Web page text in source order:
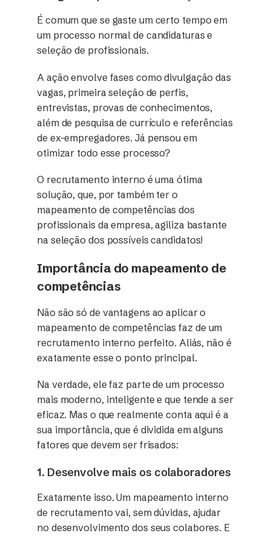
É comum que se gaste um certo tempo em
um processo normal de candidaturas e
seleção de profissionais.
A ação envolve fases como divulgação das
vagas, primeira seleção de perfis,
entrevistas, provas de conhecimentos,
além de pesquisa de currículo e referências
de ex-empregadores. Já pensou em
otimizar todo esse processo?
O recrutamento interno é uma ótima
solução, que, por também ter o
mapeamento de competências dos
profissionais da empresa, agiliza bastante
na seleção dos possíveis candidatos!
Importância do mapeamento de
competências
Não são só de vantagens ao aplicar o
mapeamento de competências faz de um
recrutamento interno perfeito. Aliás, não é
exatamente esse o ponto principal.
Na verdade, ele faz parte de um processo
mais moderno, inteligente e que tende a ser
eficaz. Mas o que realmente conta aqui é a
sua importância, que é dividida em alguns
fatores que devem ser frisados:
1. Desenvolve mais os colaboradores
Exatamente isso. Um mapeamento interno
de recrutamento vai, sem dúvidas, ajudar
no desenvolvimento dos seus colabores. E